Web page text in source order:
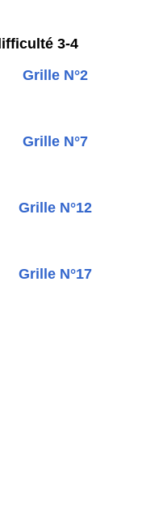
3-4
Grille N°2
Grille N°7
Grille N°12
Grille N°17